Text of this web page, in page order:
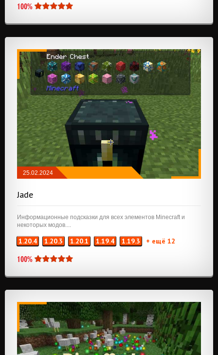
100%
25.02.2024
Jade
Информационные подсказки для всех элементов Minecraft и
некоторых модов....
1.20.4 1.20.3 1.20.1 1.19.4 1.19.3 + ещё 12
100%